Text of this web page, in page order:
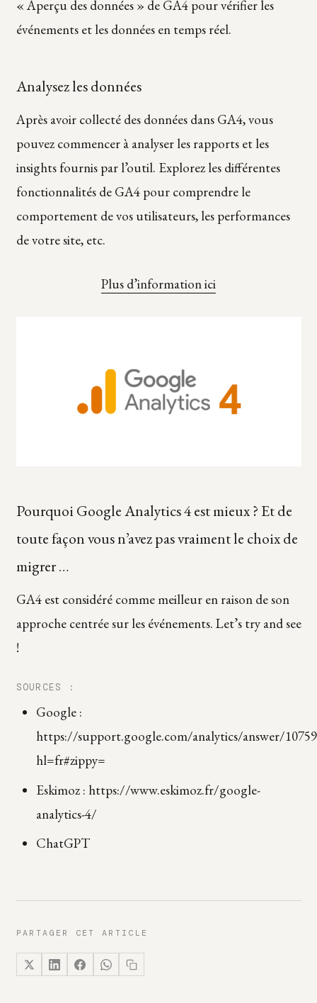
« Aperçu des données » de GA4 pour vérifier les
événements et les données en temps réel.
Analysez les données
Après avoir collecté des données dans GA4, vous
pouvez commencer à analyser les rapports et les
insights fournis par l’outil. Explorez les différentes
fonctionnalités de GA4 pour comprendre le
comportement de vos utilisateurs, les performances
de votre site, etc.
Plus d’information ici
Pourquoi Google Analytics 4 est mieux ? Et de
toute façon vous n’avez pas vraiment le choix de
migrer …
GA4 est considéré comme meilleur en raison de son
approche centrée sur les événements. Let’s try and see
!
SOURCES :
Google :
https://support.google.com/analytics/answer/
hl=fr#zippy=
Eskimoz : https://www.eskimoz.fr/google-
analytics-4/
ChatGPT
PARTAGER CET ARTICLE